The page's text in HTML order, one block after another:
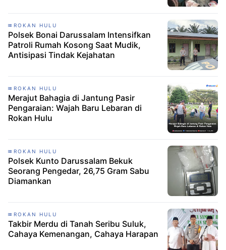
ROKAN HULU
Polsek Bonai Darussalam Intensifkan
Patroli Rumah Kosong Saat Mudik,
Antisipasi Tindak Kejahatan
ROKAN HULU
Merajut Bahagia di Jantung Pasir
Pengaraian: Wajah Baru Lebaran di
Rokan Hulu
ROKAN HULU
Polsek Kunto Darussalam Bekuk
Seorang Pengedar, 26,75 Gram Sabu
Diamankan
ROKAN HULU
Takbir Merdu di Tanah Seribu Suluk,
Cahaya Kemenangan, Cahaya Harapan